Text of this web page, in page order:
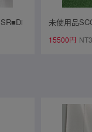
■1円
未使用品
ィキャメロ
15500円